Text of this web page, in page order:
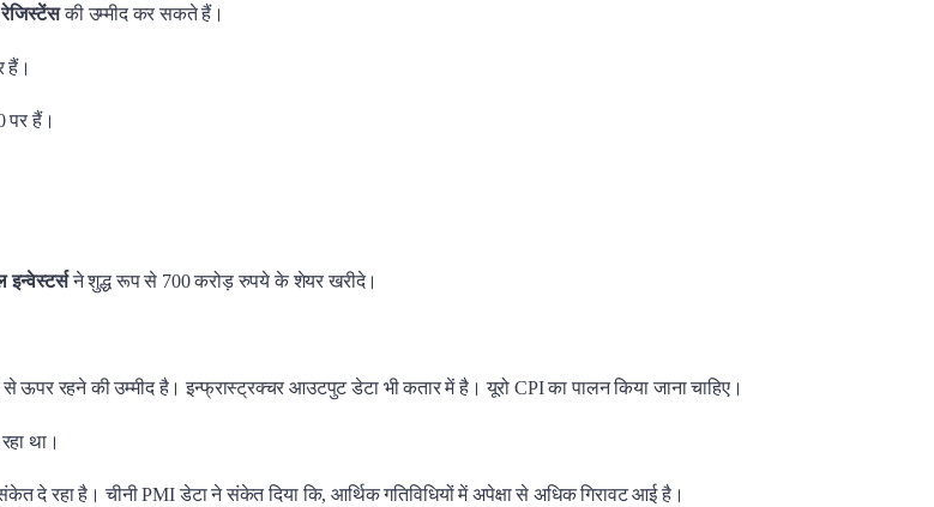
रेजिस्टेंसकी उम्मीद कर सकते हैं।
हैं।
पर हैं।
इन्वेस्टर्सने शुद्ध रूप से 700 करोड़ रुपये के शेयर खरीदे।
रहने की उम्मीद है। इन्फ्रास्ट्रक्चर आउटपुट डेटा भी कतार में है। यूरो CPI का पालन किया जाना चाहिए।
था।
रहा है। चीनी PMI डेटा ने संकेत दिया कि, आर्थिक गतिविधियों में अपेक्षा से अधिक गिरावट आई है।